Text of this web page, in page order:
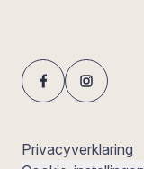
Privacyverklaring